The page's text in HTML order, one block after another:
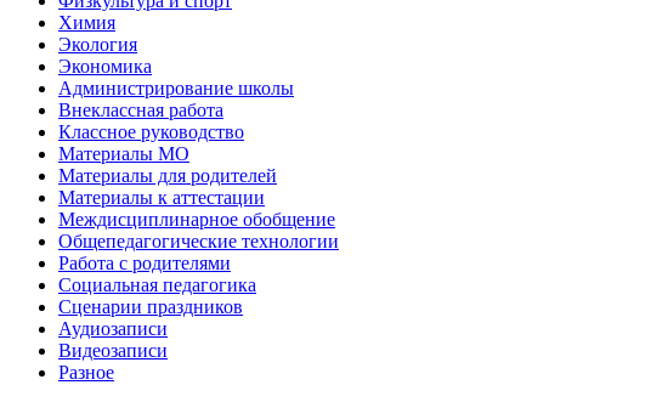
Химия
Экология
Экономика
Администрирование школы
Внеклассная работа
Классное руководство
Материалы МО
Материалы для родителей
Материалы к аттестации
Междисциплинарное обобщение
Общепедагогические технологии
Работа с родителями
Социальная педагогика
Сценарии праздников
Аудиозаписи
Видеозаписи
Разное